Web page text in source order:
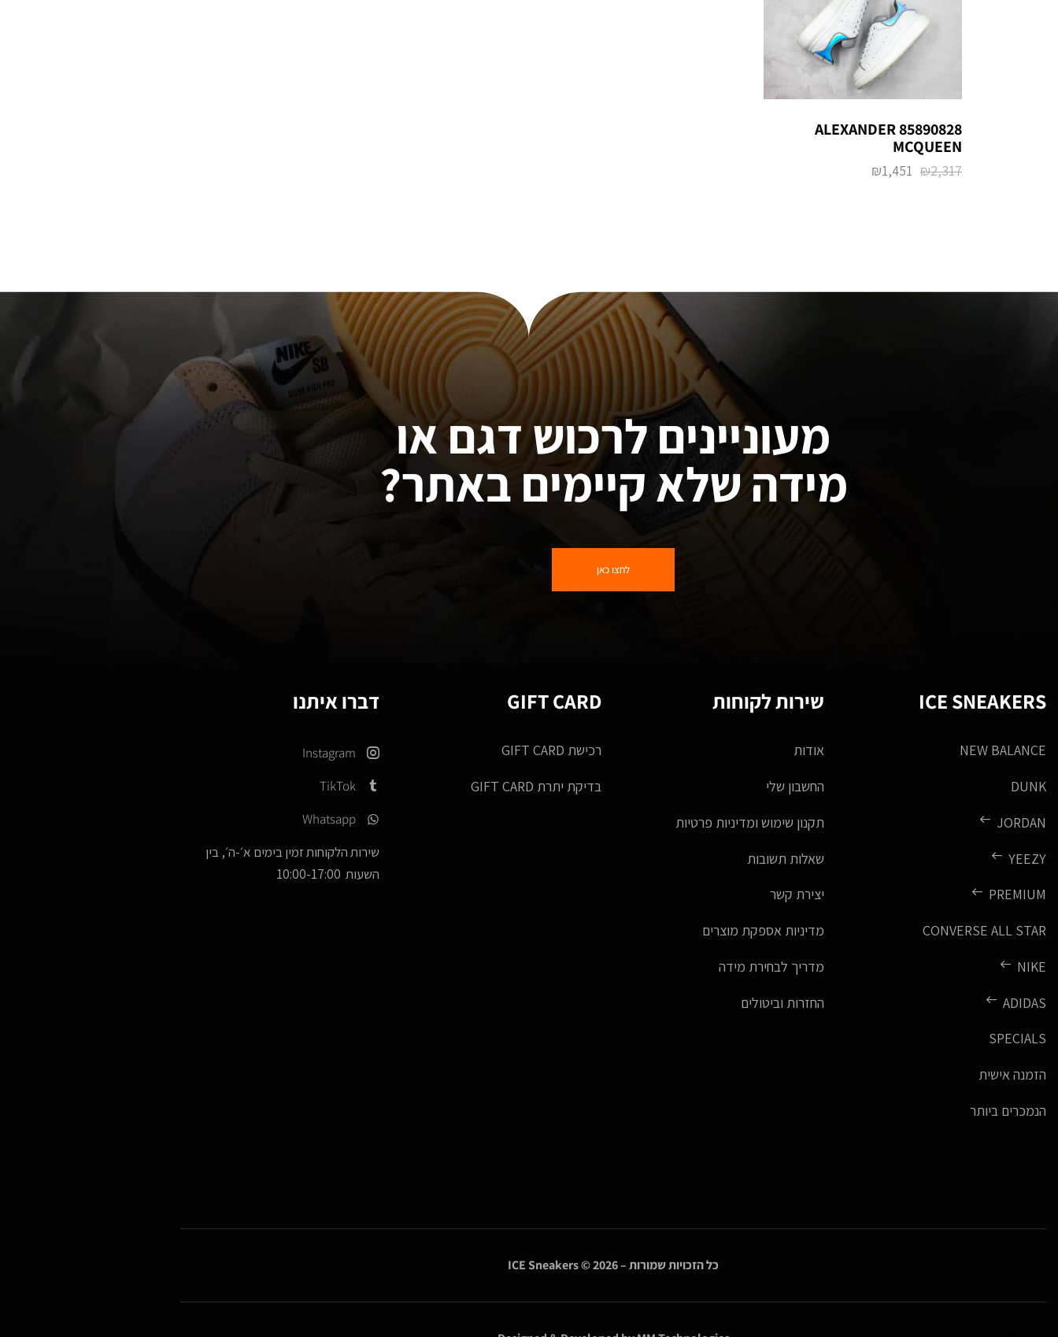
85890828 ALEXANDER
MCQUEEN
₪2,317
₪1,451
מעוניינים לרכוש דגם או
מידה שלא קיימים באתר?
לחצו כאן
ICE SNEAKERS
NEW BALANCE
DUNK
JORDAN
YEEZY
PREMIUM
CONVERSE ALL STAR
NIKE
ADIDAS
SPECIALS
הזמנה אישית
הנמכרים ביותר
שירות לקוחות
אודות
החשבון שלי
תקנון שימוש ומדיניות פרטיות
שאלות תשובות
יצירת קשר
מדיניות אספקת מוצרים
מדריך לבחירת מידה
החזרות וביטולים
GIFT CARD
רכישת GIFT CARD
בדיקת יתרת GIFT CARD
דברו איתנו
Instagram
TikTok
Whatsapp
שירות הלקוחות זמין בימים א׳-ה׳, בין
השעות 10:00-17:00
כל הזכויות שמורות – ICE Sneakers© 2026